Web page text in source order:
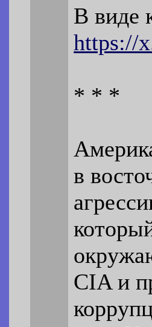
В виде
https://
* * *
в
CIA и